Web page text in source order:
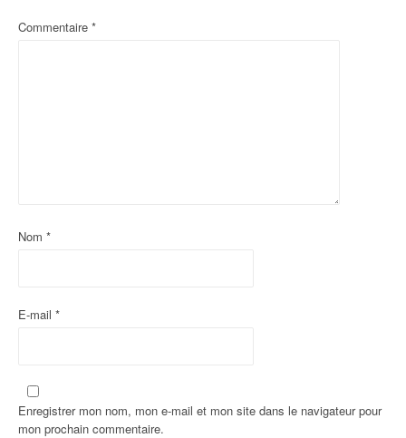
Commentaire *
Nom *
E-mail *
Enregistrer mon nom, mon e-mail et mon site dans le navigateur pour
mon prochain commentaire.